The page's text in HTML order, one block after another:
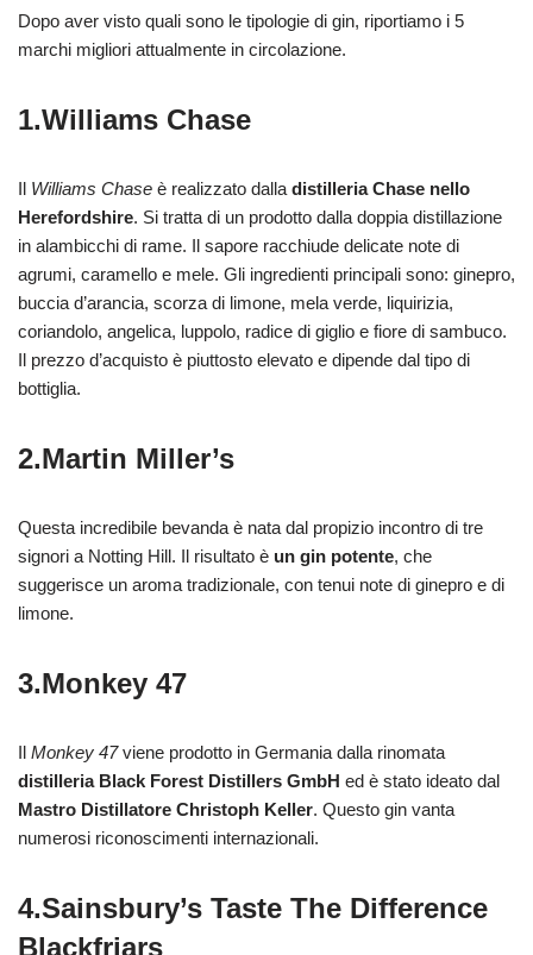
Dopo aver visto quali sono le tipologie di gin, riportiamo i 5
marchi migliori attualmente in circolazione.
1.Williams Chase
Il Williams Chase è realizzato dalladistilleria Chase nello
Herefordshire. Si tratta di un prodotto dalla doppia distillazione
in alambicchi di rame. Il sapore racchiude delicate note di
agrumi, caramello e mele. Gli ingredienti principali sono: ginepro,
buccia d’arancia, scorza di limone, mela verde, liquirizia,
coriandolo, angelica, luppolo, radice di giglio e fiore di sambuco.
Il prezzo d’acquisto è piuttosto elevato e dipende dal tipo di
bottiglia.
2.Martin Miller’s
Questa incredibile bevanda è nata dal propizio incontro di tre
signori a Notting Hill. Il risultato è un gin potente, che
suggerisce un aroma tradizionale, con tenui note di ginepro e di
limone.
3.Monkey 47
Il Monkey 47viene prodotto in Germania dalla rinomata
distilleria Black Forest Distillers GmbH ed è stato ideato dal
Mastro Distillatore Christoph Keller. Questo gin vanta
numerosi riconoscimenti internazionali.
4.Sainsbury’s Taste The Difference
Blackfriars